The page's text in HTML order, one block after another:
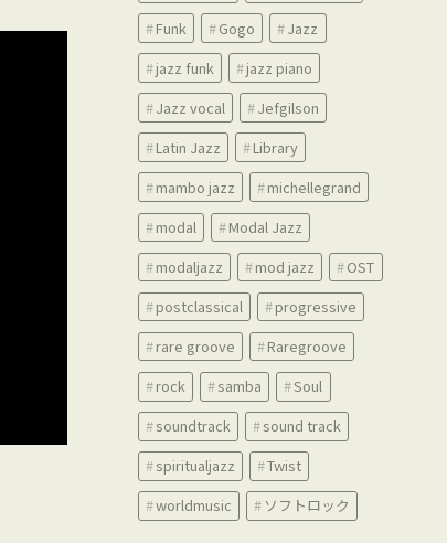
Funk
Gogo
Jazz
jazz funk
jazz piano
Jazz vocal
Jefgilson
Latin Jazz
Library
mambo jazz
michellegrand
modal
Modal Jazz
modaljazz
mod jazz
OST
postclassical
progressive
rare groove
Raregroove
rock
samba
Soul
soundtrack
sound track
spiritualjazz
Twist
worldmusic
ソフトロック